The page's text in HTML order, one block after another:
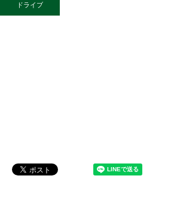
ドライブ